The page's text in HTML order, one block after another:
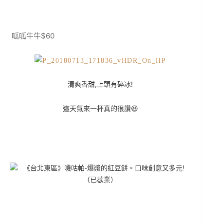
呱呱牛牛$60
清爽香甜,上頭有碎冰!
這天氣來一杯真的很讚😆